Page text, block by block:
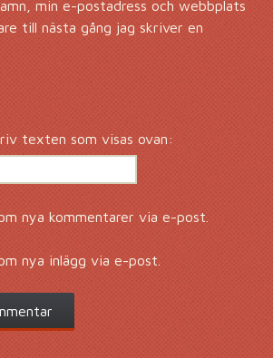
min e-postadress och webbplats
till nästa gång jag skriver en
texten som visas ovan:
nya kommentarer via e-post.
nya inlägg via e-post.